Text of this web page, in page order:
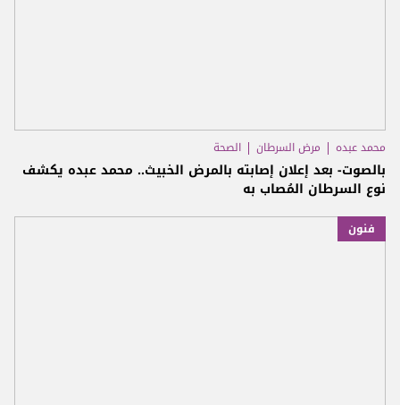
محمد عبده مرض السرطان الصحة
بالصوت- بعد إعلان إصابته بالمرض الخبيث.. محمد عبده يكشف
نوع السرطان المُصاب به
فنون